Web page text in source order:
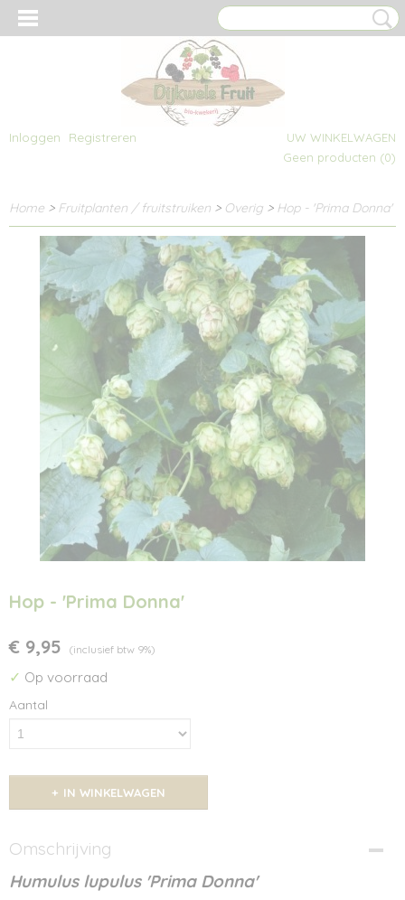
Inloggen Registreren
UW WINKELWAGEN
Geen producten (0)
Home > Fruitplanten / fruitstruiken > Overig > Hop - 'Prima Donna'
Hop - 'Prima Donna'
€ 9,95
(inclusief btw 9%)
✓ Op voorraad
Aantal
IN WINKELWAGEN
Omschrijving
Humulus lupulus 'Prima Donna'